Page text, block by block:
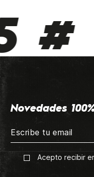
Novedades
Acepto recibir